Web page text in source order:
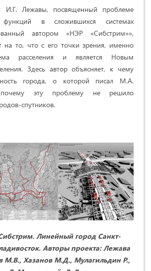
И.Г. Лежавы, посвященный проблеме
функций в сложившихся системах
автором «НЭР «Сибстрим»»,
на то, что с его точки зрения, именно
расселения и является Новым
Здесь автор объясняет, к чему
города, о которой писал М.А.
эту проблему не решило
спутников.
Линейный город Санкт-
Авторы проекта: Лежава
М.В., Хазанов М.Д., Мулагильдин Р.,